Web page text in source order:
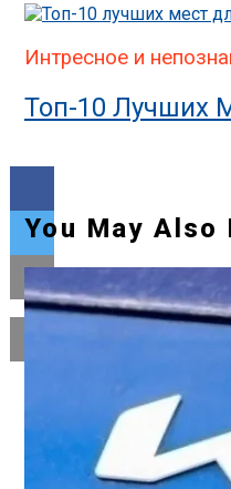
Интресное и
Топ-10 Лучших
Pinterest
You May Also